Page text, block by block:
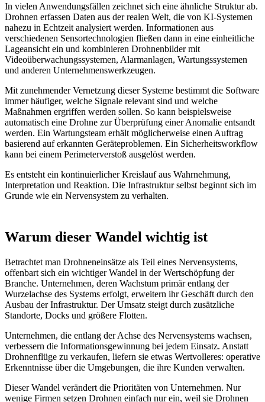
In vielen Anwendungsfällen zeichnet sich eine ähnliche Struktur ab.
Drohnen erfassen Daten aus der realen Welt, die von KI-Systemen
nahezu in Echtzeit analysiert werden. Informationen aus
verschiedenen Sensortechnologien fließen dann in eine einheitliche
Lageansicht ein und kombinieren Drohnenbilder mit
Videoüberwachungssystemen, Alarmanlagen, Wartungssystemen
und anderen Unternehmenswerkzeugen.
Mit zunehmender Vernetzung dieser Systeme bestimmt die Software
immer häufiger, welche Signale relevant sind und welche
Maßnahmen ergriffen werden sollen. So kann beispielsweise
automatisch eine Drohne zur Überprüfung einer Anomalie entsandt
werden. Ein Wartungsteam erhält möglicherweise einen Auftrag
basierend auf erkannten Geräteproblemen. Ein Sicherheitsworkflow
kann bei einem Perimeterverstoß ausgelöst werden.
Es entsteht ein kontinuierlicher Kreislauf aus Wahrnehmung,
Interpretation und Reaktion. Die Infrastruktur selbst beginnt sich im
Grunde wie ein Nervensystem zu verhalten.
Warum dieser Wandel wichtig ist
Betrachtet man Drohneneinsätze als Teil eines Nervensystems,
offenbart sich ein wichtiger Wandel in der Wertschöpfung der
Branche. Unternehmen, deren Wachstum primär entlang der
Wurzelachse des Systems erfolgt, erweitern ihr Geschäft durch den
Ausbau der Infrastruktur. Der Umsatz steigt durch zusätzliche
Standorte, Docks und größere Flotten.
Unternehmen, die entlang der Achse des Nervensystems wachsen,
verbessern die Informationsgewinnung bei jedem Einsatz. Anstatt
Drohnenflüge zu verkaufen, liefern sie etwas Wertvolleres: operative
Erkenntnisse über die Umgebungen, die ihre Kunden verwalten.
Dieser Wandel verändert die Prioritäten von Unternehmen. Nur
wenige Firmen setzen Drohnen einfach nur ein, weil sie Drohnen